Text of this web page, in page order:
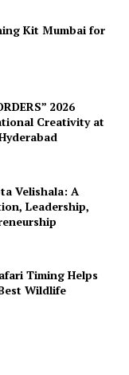
Kit Mumbai for
2026
Creativity at
Velishala: A
Leadership,
Timing Helps
Wildlife